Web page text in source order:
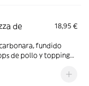
de
18,95 €
fundido
de pollo y topping